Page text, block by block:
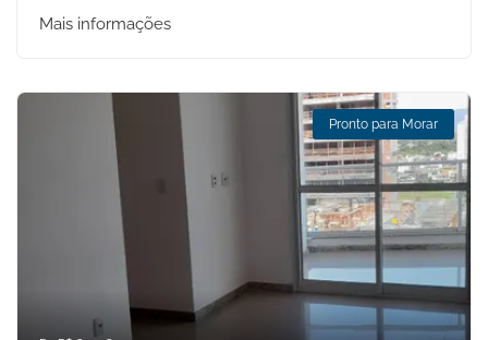
Mais informações
Pronto para Morar